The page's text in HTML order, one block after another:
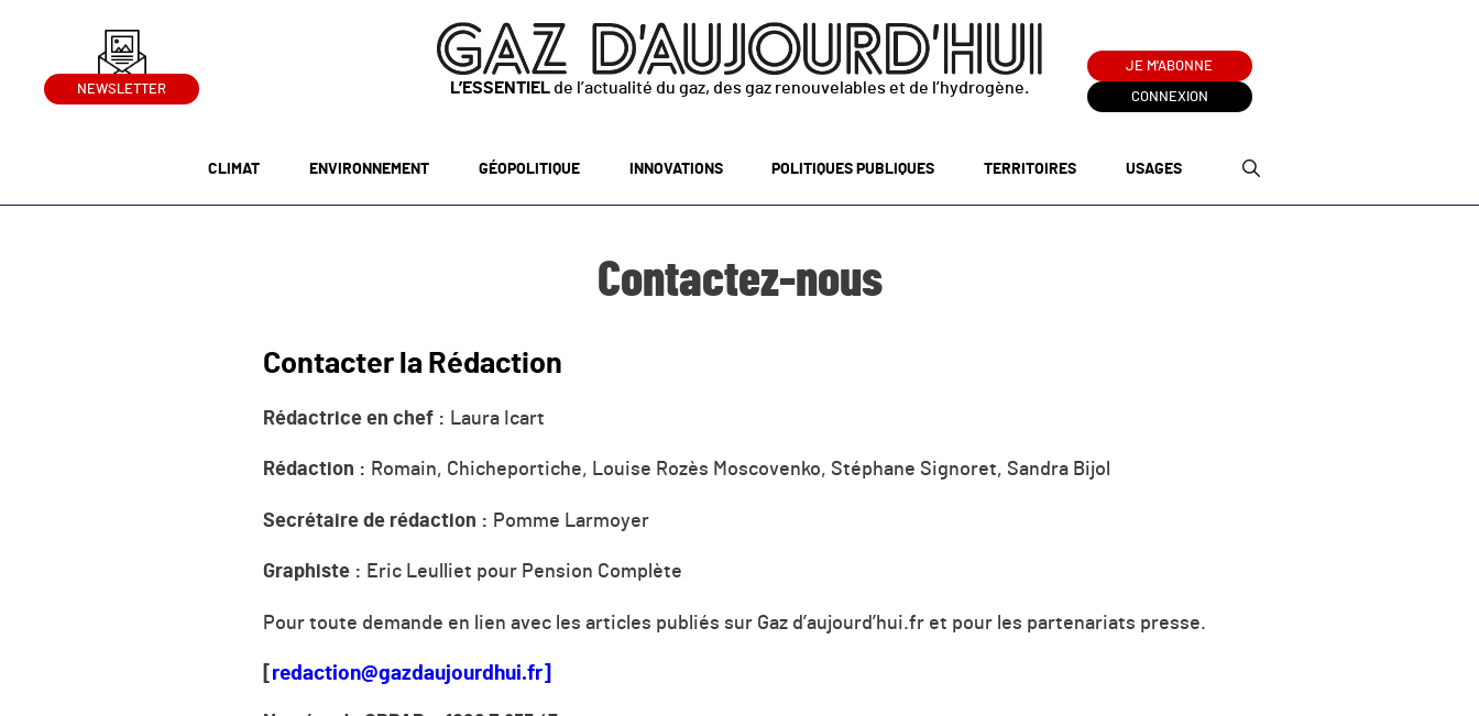
NEWSLETTER L’ESSENTIEL de l’actualité du gaz, des gaz renouvelables et de l’hydrogène.
JE M'ABONNE
CONNEXION
CLIMAT ENVIRONNEMENT GÉOPOLITIQUE INNOVATIONS POLITIQUES PUBLIQUES TERRITOIRES USAGES
Contactez-nous
Contacter la Rédaction
Rédactrice en chef : Laura Icart
Rédaction : Romain, Chicheportiche, Louise Rozès Moscovenko, Stéphane Signoret, Sandra Bijol
Secrétaire de rédaction : Pomme Larmoyer
Graphiste : Eric Leulliet pour Pension Complète
Pour toute demande en lien avec les articles publiés sur Gaz d’aujourd’hui.fr et pour les partenariats presse.
redaction@gazdaujourdhui.fr]